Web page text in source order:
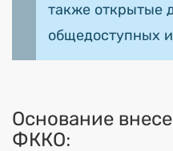
также открытые
общедоступных
Основание
ФККО: